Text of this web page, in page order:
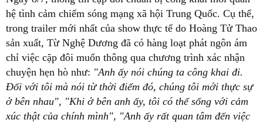
hệ tình cảm chiếm sóng mạng xã hội Trung Quốc. Cụ thể,
trong trailer mới nhất của show thực tế do Hoàng Tử Thao
sản xuất, Từ Nghệ Dương đã có hàng loạt phát ngôn ám
chỉ việc cặp đôi muốn thông qua chương trình xác nhận
chuyện hẹn hò như: "Anh ấy nói chúng ta công khai đi.
Đối với tôi mà nói từ thời điểm đó, chúng tôi mới thực sự
ở bên nhau", "Khi ở bên anh ấy, tôi có thể sống với cảm
xúc thật của chính mình", "Anh ấy rất quan tâm đến việc